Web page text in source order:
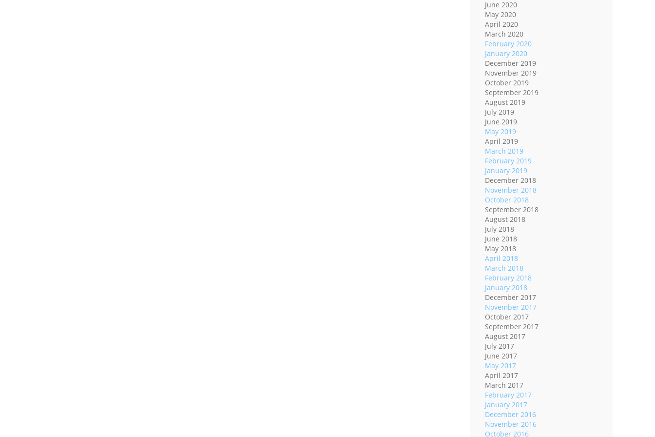
June 2020
May 2020
April 2020
March 2020
February 2020
January 2020
December 2019
November 2019
October 2019
September 2019
August 2019
July 2019
June 2019
May 2019
April 2019
March 2019
February 2019
January 2019
December 2018
November 2018
October 2018
September 2018
August 2018
July 2018
June 2018
May 2018
April 2018
March 2018
February 2018
January 2018
December 2017
November 2017
October 2017
September 2017
August 2017
July 2017
June 2017
May 2017
April 2017
March 2017
February 2017
January 2017
December 2016
November 2016
October 2016